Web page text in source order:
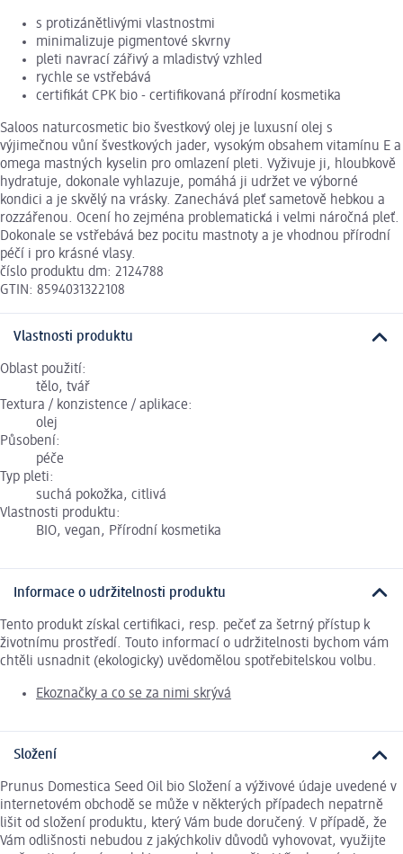
s protizánětlivými vlastnostmi
minimalizuje pigmentové skvrny
pleti navrací zářivý a mladistvý vzhled
rychle se vstřebává
certifikát CPK bio - certifikovaná přírodní kosmetika
Saloos naturcosmetic bio švestkový olej je luxusní olej s
výjimečnou vůní švestkových jader, vysokým obsahem vitamínu E a
omega mastných kyselin pro omlazení pleti. Vyživuje ji, hloubkově
hydratuje, dokonale vyhlazuje, pomáhá ji udržet ve výborné
kondici a je skvělý na vrásky. Zanechává pleť sametově hebkou a
rozzářenou. Ocení ho zejména problematická i velmi náročná pleť.
Dokonale se vstřebává bez pocitu mastnoty a je vhodnou přírodní
péčí i pro krásné vlasy.
číslo produktu dm: 2124788
GTIN: 8594031322108
Vlastnosti produktu
Oblast použití:
tělo, tvář
Textura / konzistence / aplikace:
olej
Působení:
péče
Typ pleti:
suchá pokožka, citlivá
Vlastnosti produktu:
BIO, vegan, Přírodní kosmetika
Informace o udržitelnosti produktu
Tento produkt získal certifikaci, resp. pečeť za šetrný přístup k
životnímu prostředí. Touto informací o udržitelnosti bychom vám
chtěli usnadnit (ekologicky) uvědomělou spotřebitelskou volbu.
Ekoznačky a co se za nimi skrývá
Složení
Prunus Domestica Seed Oil bio Složení a výživové údaje uvedené v
internetovém obchodě se může v některých případech nepatrně
lišit od složení produktu, který Vám bude doručený. V případě, že
Vám odlišnosti nebudou z jakýchkoliv důvodů vyhovovat, využijte